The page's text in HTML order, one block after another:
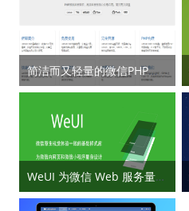
简洁而又轻量的微信PHP开发框架 – LaneWeChat
WeUI 为微信 Web 服务量身设计